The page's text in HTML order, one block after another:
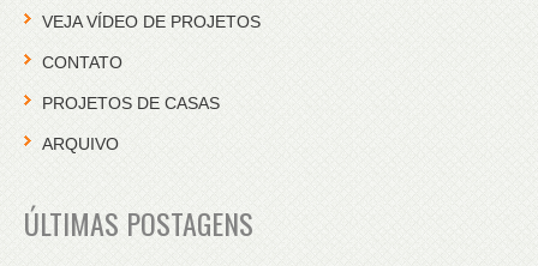
VEJA VÍDEO DE PROJETOS
CONTATO
PROJETOS DE CASAS
ARQUIVO
ÚLTIMAS POSTAGENS